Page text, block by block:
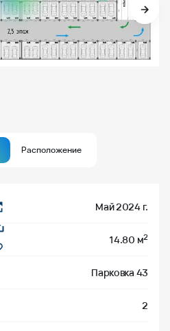
Расположение
Май 2024 г.
14.80 м2
Парковка 43
2